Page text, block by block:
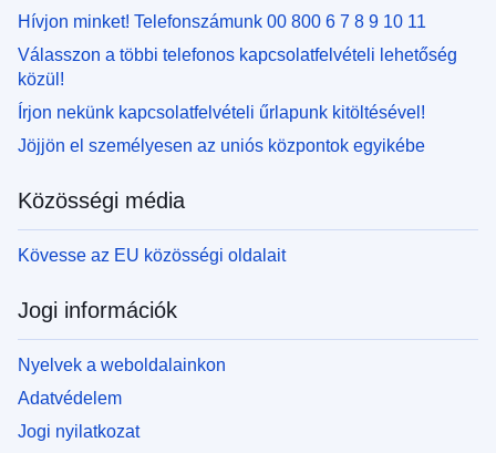
Hívjon minket! Telefonszámunk 00 800 6 7 8 9 10 11
Válasszon a többi telefonos kapcsolatfelvételi lehetőség
közül!
Írjon nekünk kapcsolatfelvételi űrlapunk kitöltésével!
Jöjjön el személyesen az uniós központok egyikébe
Közösségi média
Kövesse az EU közösségi oldalait
Jogi információk
Nyelvek a weboldalainkon
Adatvédelem
Jogi nyilatkozat